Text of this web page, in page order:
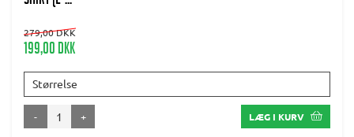
279,00 DKK
199,00 DKK
Størrelse
- + LÆG I KURV